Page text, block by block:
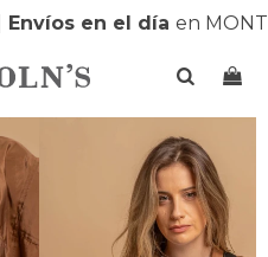
Envíos en el díaen